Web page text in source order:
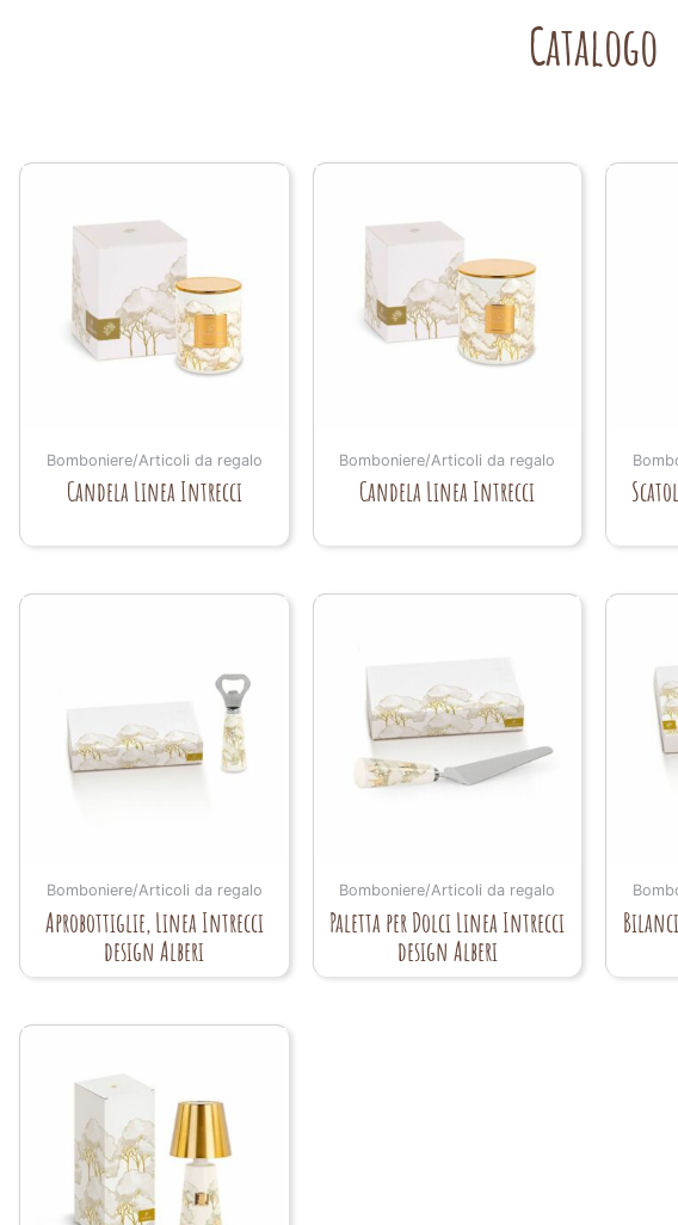
Catalogo
Bomboniere/Articoli da regalo
Candela Linea Intrecci
Bomboniere/Articoli da regalo
Candela Linea Intrecci
Bomboniere/Articoli da regalo
Aprobottiglie, Linea Intrecci
design Alberi
Bomboniere/Articoli da regalo
Paletta per Dolci Linea Intrecci
design Alberi